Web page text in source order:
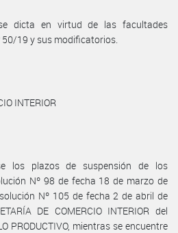
dicta en virtud de las facultades
19 y sus modificatorios.
INTERIOR
los plazos de suspensión de los
Nº 98 de fecha 18 de marzo de
Nº 105 de fecha 2 de abril de
DE COMERCIO INTERIOR del
PRODUCTIVO, mientras se encuentre